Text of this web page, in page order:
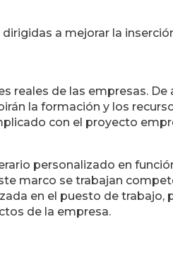
a mejorar la
reales de las empresas. De
la formación y los
con el proyecto
personalizado en
marco se trabajan
en el puesto de trabajo,
de la empresa.